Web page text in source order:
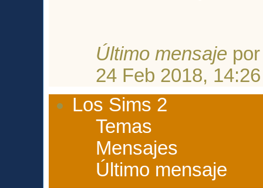
Último mensaje
24 Feb 2018, 14:26
Los Sims 2
Temas
Mensajes
Último mensaje